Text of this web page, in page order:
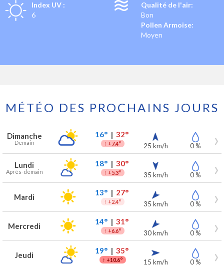
Index UV :
6
Qualité de l'air:
Bon
Pollen Armoise:
Moyen
MÉTÉO DES PROCHAINS JOURS
Prévisions météo à Mons-en-Pévèle pour les 7 prochains jours
Jour Météo Températures Vent Précipitations
Dimanche
Demain
16°| 32°
↑ +7.4° 25 km/h 0 %
Lundi
Après-demain
18°| 30°
↑ +5.3° 35 km/h 0 %
Mardi 13°| 27°
↑ +2.4° 35 km/h 0 %
Mercredi 14°| 31°
↑ +6.6° 30 km/h 0 %
Jeudi 19°| 35°
↑ +10.6° 15 km/h 0 %